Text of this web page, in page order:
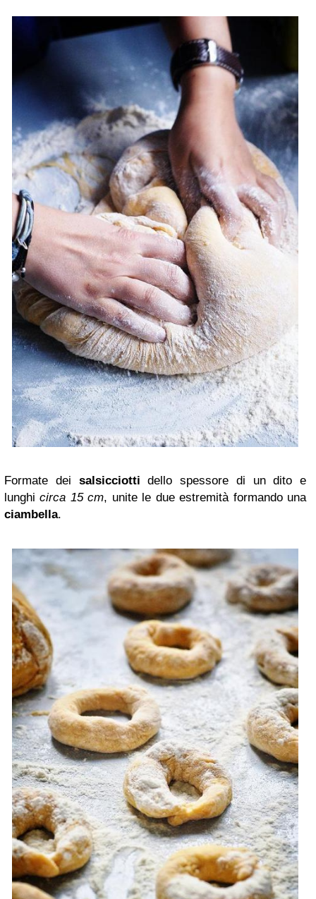
Formate dei salsicciotti dello spessore di un dito e
lunghicirca 15 cm, unite le due estremità formando una
ciambella.